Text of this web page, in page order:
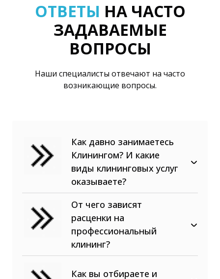
ОТВЕТЫ НА ЧАСТО
ЗАДАВАЕМЫЕ
ВОПРОСЫ
Наши специалисты отвечают на часто
возникающие вопросы.
Как давно занимаетесь
Клинингом? И какие
виды клининговых услуг
оказываете?
В сфере клининговых услуг
наша компания с 2015 года! Мы
предоставляем, как разовые
клининговые услуги (уборки,
промышленный альпинизм,
химчистки, спец. работы), так и
помещений и внешних
От чего зависят
расценки на
профессиональный
клининг?
Как вы отбираете и